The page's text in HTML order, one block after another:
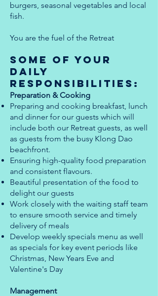
burgers, seasonal vegetables and local
fish.
You are the fuel of the Retreat
some of your
daily
responsibilities:
Preparation & Cooking
Preparing and cooking breakfast, lunch
and dinner for our guests which will
include both our Retreat guests, as well
as guests from the busy Klong Dao
beachfront.
Ensuring high-quality food preparation
and consistent flavours.
Beautiful presentation of the food to
delight our guests
Work closely with the waiting staff team
to ensure smooth service and timely
delivery of meals
Develop weekly specials menu as well
as specials for key event periods like
Christmas, New Years Eve and
Valentine's Day
Management